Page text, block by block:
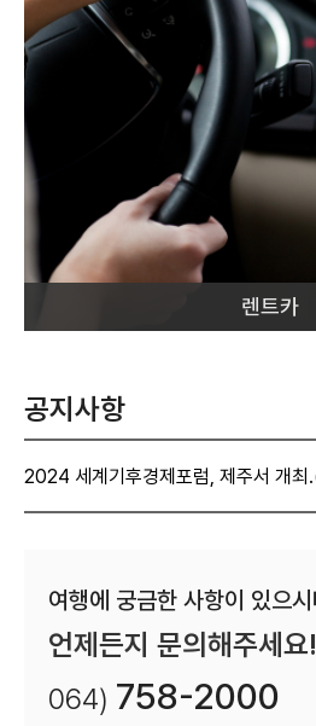
렌트카
공지사항
여행에 궁금한 사항이 있으
언제든지 문의해주세요!
064) 758-2000